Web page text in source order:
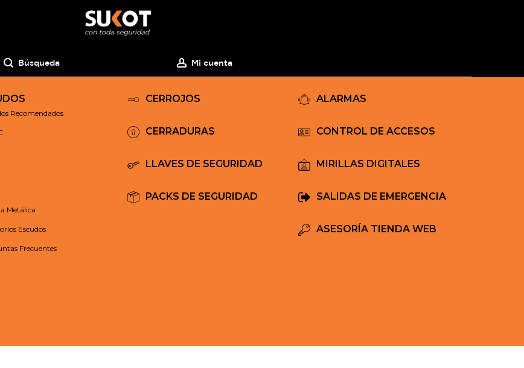
Búsqueda Mi cuenta
Recomendados
Metálica
Escudos
Frecuentes
CERROJOS
CERRADURAS
LLAVES DE SEGURIDAD
PACKS DE SEGURIDAD
ALARMAS
CONTROL DE ACCESOS
MIRILLAS DIGITALES
SALIDAS DE EMERGENCIA
ASESORÍA TIENDA WEB